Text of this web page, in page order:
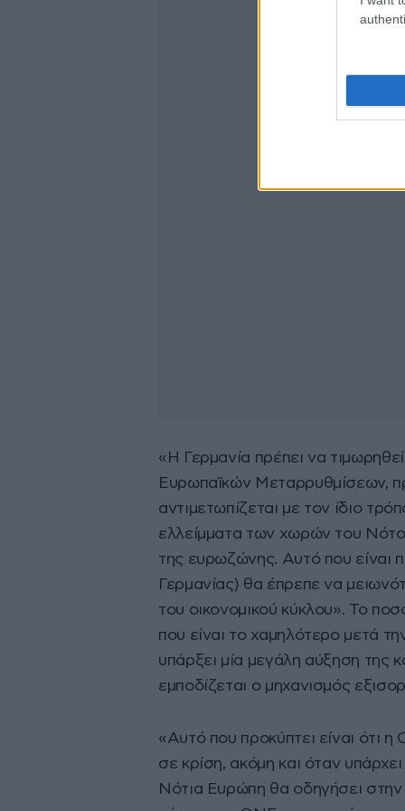
«Η Γερμανία πρέπει να
Ευρωπαϊκών Μεταρρυθμίσεων,
αντιμετωπίζεται με τον ίδιο
ελλείμματα των χωρών του
της ευρωζώνης. Αυτό που είναι
Γερμανίας) θα έπρεπε να
του οικονομικού κύκλου». Το
που είναι το χαμηλότερο μετά
υπάρξει μία μεγάλη αύξηση της
εμποδίζεται ο μηχανισμός
«Αυτό που προκύπτει είναι ότι
σε κρίση, ακόμη και όταν
Νότια Ευρώπη θα οδηγήσει